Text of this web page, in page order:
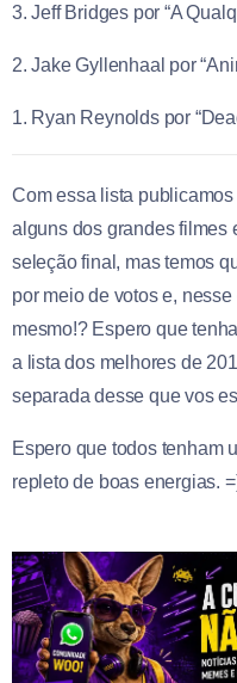
3. Jeff Bridges por “A
2. Jake Gyllenhaal por
1. Ryan Reynolds por
Com essa lista
alguns dos grandes filmes
seleção final, mas temos
por meio de votos e,
mesmo!? Espero que
a lista dos melhores de
separada desse que vos
Espero que todos tenham
repleto de boas energias.